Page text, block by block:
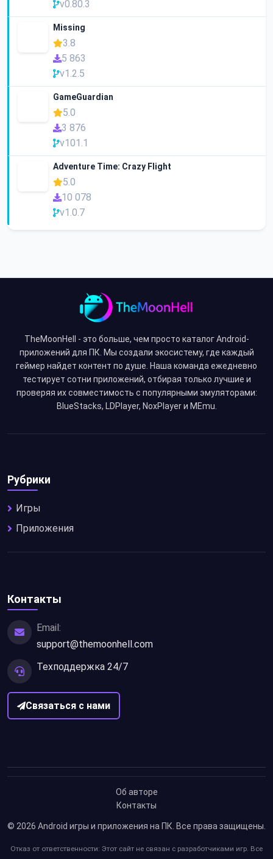
v0.80.3
Missing
3.8
5 863
v1.2.5
GameGuardian
5.0
3 876
v101.1
Adventure Time: Crazy Flight
5.0
10 078
v1.0.7
TheMoonHell - это больше, чем просто каталог Android-
приложений для ПК. Мы создали экосистему, где каждый
геймер найдет контент по душе. Наша команда ежедневно
тестирует сотни приложений, отбирая только лучшие и
проверяя их совместимость с популярными эмуляторами:
BlueStacks, LDPlayer, NoxPlayer и MEmu.
Рубрики
Игры
Приложения
Контакты
Email:
support@themoonhell.com
Техподдержка 24/7
Связаться с нами
Об авторе
Контакты
© 2026 Android игры и приложения на ПК. Все права защищены.
Отказ от ответственности: Этот сайт не связан с разработчиками игр. Все